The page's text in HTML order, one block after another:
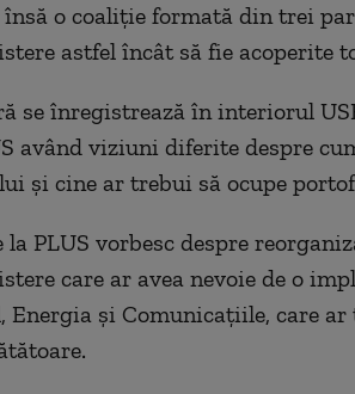
însă o coaliție formată din trei
astfel încât să fie acoperite
se înregistrează în interiorul
având viziuni diferite despre
și cine ar trebui să ocupe
la PLUS vorbesc despre
care ar avea nevoie de o
și Comunicațiile, care ar